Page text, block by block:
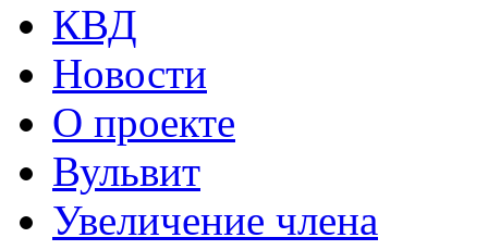
КВД
Новости
О проекте
Вульвит
Увеличение члена